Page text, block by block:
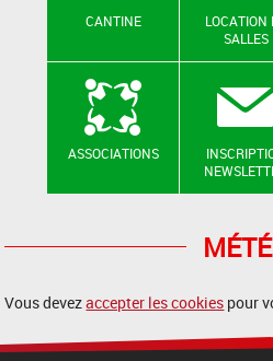
CANTINE
LOCATION
SALLES
ASSOCIATIONS
Vous devezaccepter les cookies pour